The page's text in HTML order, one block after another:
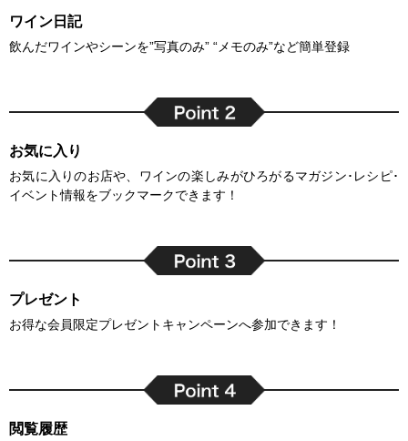
ワイン日記
飲んだワインやシーンを”写真のみ” “メモのみ”など簡単登録
お気に入り
お気に入りのお店や、ワインの楽しみがひろがるマガジン･レシピ･
イベント情報をブックマークできます！
プレゼント
お得な会員限定プレゼントキャンペーンへ参加できます！
閲覧履歴